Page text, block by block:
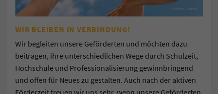
WIR BLEIBEN IN VERBINDUNG!
Wir begleiten unsere Geförderten und möchten dazu
beitragen, ihre unterschiedlichen Wege durch Schulzeit,
Hochschule und Professionalisierung gewinnbringend
und offen für Neues zu gestalten. Auch nach der aktiven